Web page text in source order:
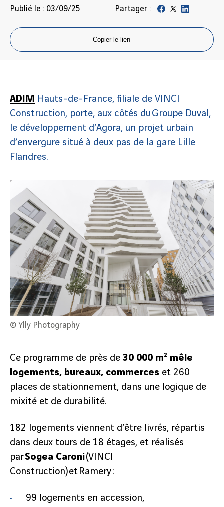
Publié le : 03/09/25 Partager :
Copier le lien
ADIM Hauts-de-France, filiale de VINCI
Construction, porte, aux côtés du Groupe Duval,
le développement d’Agora, un projet urbain
d’envergure situé à deux pas de la gare Lille
Flandres.
© Ylly Photography
Ce programme de près de 30 000 m² mêle
logements, bureaux, commerces et 260
places de stationnement, dans une logique de
mixité et de durabilité.
182 logements viennent d’être livrés, répartis
dans deux tours de 18 étages, et réalisés
parSogea Caroni(VINCI
Construction) et Ramery :
99 logements en accession,
© Ylly Photography